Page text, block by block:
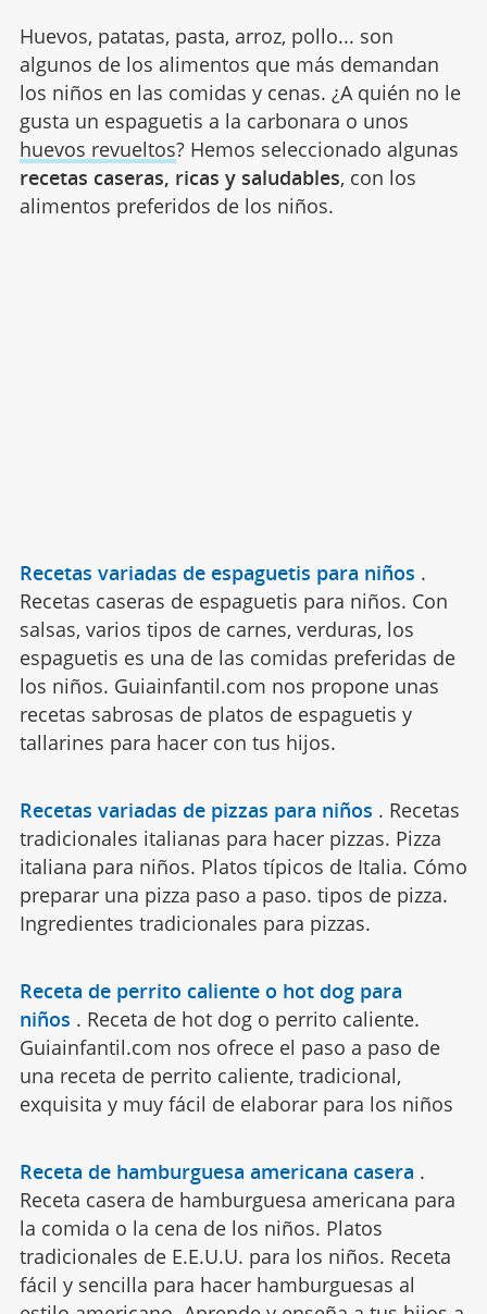
Huevos, patatas, pasta, arroz, pollo... son
algunos de los alimentos que más demandan
los niños en las comidas y cenas. ¿A quién no le
gusta un espaguetis a la carbonara o unos
huevos revueltos? Hemos seleccionado algunas
recetas caseras, ricas y saludables, con los
alimentos preferidos de los niños.
Recetas variadas de espaguetis para niños .
Recetas caseras de espaguetis para niños. Con
salsas, varios tipos de carnes, verduras, los
espaguetis es una de las comidas preferidas de
los niños. Guiainfantil.com nos propone unas
recetas sabrosas de platos de espaguetis y
tallarines para hacer con tus hijos.
Recetas variadas de pizzas para niños . Recetas
tradicionales italianas para hacer pizzas. Pizza
italiana para niños. Platos típicos de Italia. Cómo
preparar una pizza paso a paso. tipos de pizza.
Ingredientes tradicionales para pizzas.
Receta de perrito caliente o hot dog para
niños . Receta de hot dog o perrito caliente.
Guiainfantil.com nos ofrece el paso a paso de
una receta de perrito caliente, tradicional,
exquisita y muy fácil de elaborar para los niños
Receta de hamburguesa americana casera .
Receta casera de hamburguesa americana para
la comida o la cena de los niños. Platos
tradicionales de E.E.U.U. para los niños. Receta
fácil y sencilla para hacer hamburguesas al